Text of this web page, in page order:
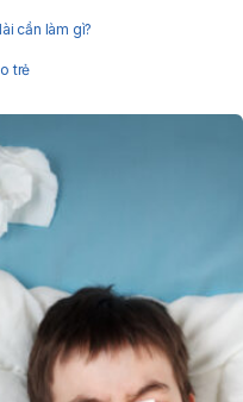
cần làm gì?
trẻ